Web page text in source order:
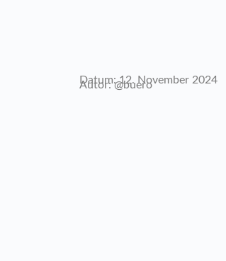
Datum: 12. November 2024
Autor: @buero